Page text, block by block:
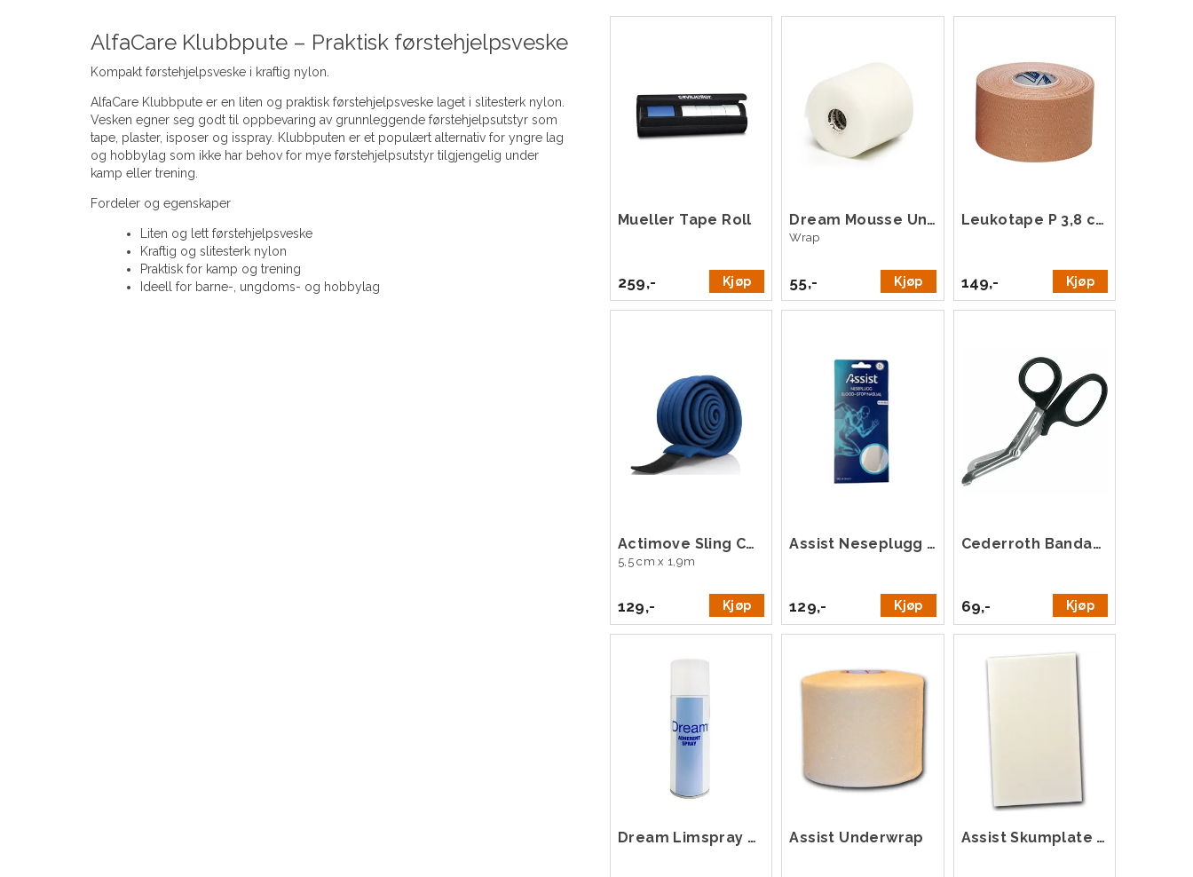
AlfaCare Klubbpute – Praktisk førstehjelpsveske
Kompakt førstehjelpsveske i kraftig nylon.
AlfaCare Klubbpute er en liten og praktisk førstehjelpsveske laget i slitesterk nylon.
Vesken egner seg godt til oppbevaring av grunnleggende førstehjelpsutstyr som
tape, plaster, isposer og isspray. Klubbputen er et populært alternativ for yngre lag
og hobbylag som ikke har behov for mye førstehjelpsutstyr tilgjengelig under
kamp eller trening.
Fordeler og egenskaper
Liten og lett førstehjelpsveske
Kraftig og slitesterk nylon
Praktisk for kamp og trening
Ideell for barne-, ungdoms- og hobbylag
Mueller Tape Roll
259,- Kjøp
Dream Mousse Underwrap 7 cm x 27 m
Wrap
55,- Kjøp
Leukotape P 3,8 cm x 13,7 m
149,- Kjøp
Actimove Sling Comfort
5,5 cm x 1,9m
129,- Kjøp
Assist Neseplugg (2 stk)
129,- Kjøp
Cederroth Bandasjesaks 19 cm
69,- Kjøp
Dream Limspray 200 ml Assist Underwrap Assist Skumplate 15x25 cm